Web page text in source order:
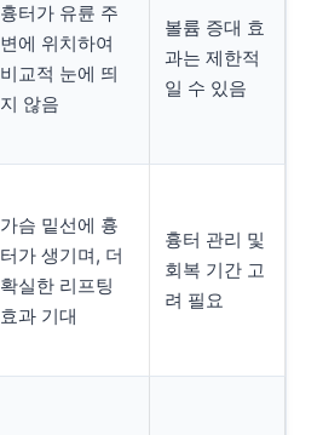
흉터가 유륜 주
변에 위치하여
비교적 눈에 띄
지 않음
볼륨 증대 효
과는 제한적
일 수 있음
가슴 밑선에 흉
터가 생기며, 더
확실한 리프팅
효과 기대
흉터 관리 및
회복 기간 고
려 필요